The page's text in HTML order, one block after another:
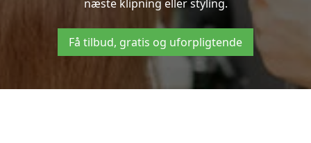
næste klipning eller styling.
Få tilbud, gratis og uforpligtende